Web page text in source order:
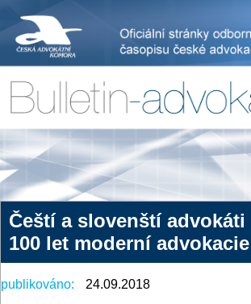
Čeští a slovenští
100 let moderní advokacie
publikováno:
24.09.2018